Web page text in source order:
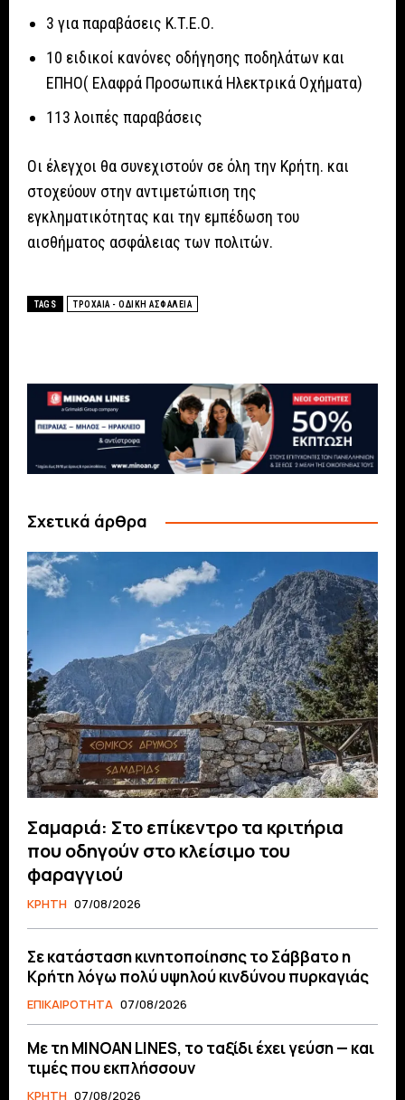
3 για παραβάσεις Κ.Τ.Ε.Ο.
10 ειδικοί κανόνες οδήγησης ποδηλάτων και
ΕΠΗΟ( Ελαφρά Προσωπικά Ηλεκτρικά Οχήματα)
113 λοιπές παραβάσεις
Οι έλεγχοι θα συνεχιστούν σε όλη την Κρήτη. και
στοχεύουν στην αντιμετώπιση της
εγκληματικότητας και την εμπέδωση του
αισθήματος ασφάλειας των πολιτών.
TAGS ΤΡΟΧΑΙΑ - ΟΔΙΚΗ ΑΣΦΑΛΕΙΑ
Σχετικά άρθρα
Σαμαριά: Στο επίκεντρο τα κριτήρια
που οδηγούν στο κλείσιμο του
φαραγγιού
ΚΡΗΤΗ 07/08/2026
Σε κατάσταση κινητοποίησης το Σάββατο η
Κρήτη λόγω πολύ υψηλού κινδύνου πυρκαγιάς
ΕΠΙΚΑΙΡΟΤΗΤΑ 07/08/2026
Με τη MINOAN LINES, το ταξίδι έχει γεύση — και
τιμές που εκπλήσσουν
ΚΡΗΤΗ 07/08/2026